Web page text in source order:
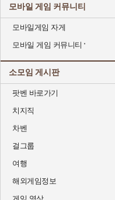
모바일 게임 커뮤니티
모바일게임 자게
모바일 게임 커뮤니티
소모임 게시판
팟벤 바로가기
치지직
차벤
걸그룹
여행
해외게임정보